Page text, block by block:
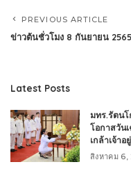
PREVIOUS ARTICLE
ข่าวต้นชั่วโมง 8 กันยายน 2565
Latest Posts
มทร.รัตนโ
โอกาสวัน
เกล้าเจ้าอ
สิงหาคม 6,